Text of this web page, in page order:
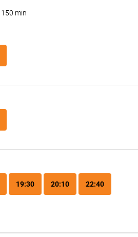
150 min
19:30 20:10 22:40